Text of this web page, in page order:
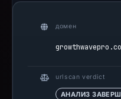
домен
urlscan verdict
АНАЛИЗ